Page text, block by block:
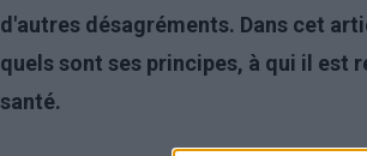
d'autres désagréments. Dans cet
quels sont ses principes, à qui il est
santé.